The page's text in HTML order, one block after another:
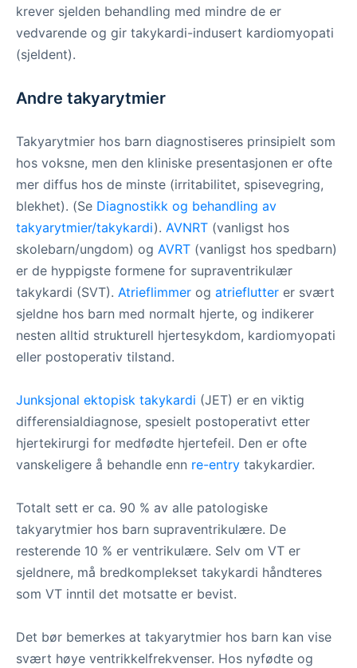
krever sjelden behandling med mindre de er
vedvarende og gir takykardi-indusert kardiomyopati
(sjeldent).
Andre takyarytmier
Takyarytmier hos barn diagnostiseres prinsipielt som
hos voksne, men den kliniske presentasjonen er ofte
mer diffus hos de minste (irritabilitet, spisevegring,
blekhet). (Se Diagnostikk og behandling av
takyarytmier/takykardi). AVNRT (vanligst hos
skolebarn/ungdom) og AVRT (vanligst hos spedbarn)
er de hyppigste formene for supraventrikulær
takykardi (SVT). Atrieflimmer og atrieflutter er svært
sjeldne hos barn med normalt hjerte, og indikerer
nesten alltid strukturell hjertesykdom, kardiomyopati
eller postoperativ tilstand.
Junksjonal ektopisk takykardi (JET) er en viktig
differensialdiagnose, spesielt postoperativt etter
hjertekirurgi for medfødte hjertefeil. Den er ofte
vanskeligere å behandle enn re-entry takykardier.
Totalt sett er ca. 90 % av alle patologiske
takyarytmier hos barn supraventrikulære. De
resterende 10 % er ventrikulære. Selv om VT er
sjeldnere, må bredkomplekset takykardi håndteres
som VT inntil det motsatte er bevist.
Det bør bemerkes at takyarytmier hos barn kan vise
svært høye ventrikkelfrekvenser. Hos nyfødte og